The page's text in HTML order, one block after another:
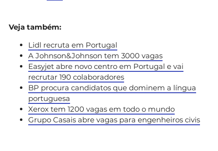
Veja também:
Lidl recruta em Portugal
A Johnson&Johnson tem 3000 vagas
Easyjet abre novo centro em Portugal e vai
recrutar 190 colaboradores
BP procura candidatos que dominem a língua
portuguesa
Xerox tem 1200 vagas em todo o mundo
Grupo Casais abre vagas para engenheiros civis